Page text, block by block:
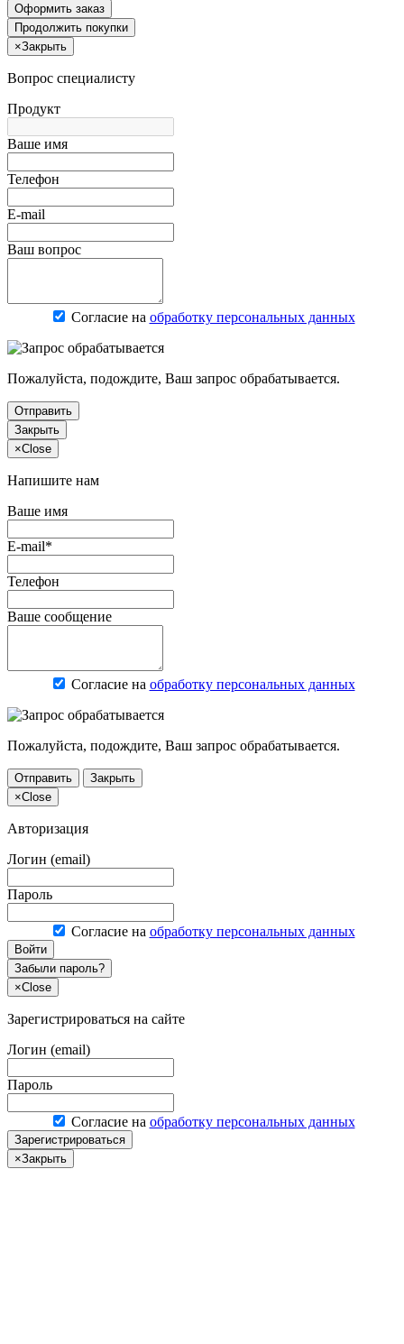
Оформить заказ
Продолжить покупки
×Закрыть
Вопрос специалисту
Продукт
Ваше имя
Телефон
E-mail
Ваш вопрос
Согласие на обработку персональных данных
Пожалуйста, подождите, Ваш запрос обрабатывается.
Отправить
Закрыть
×Close
Напишите нам
Ваше имя
E-mail*
Телефон
Ваше сообщение
Согласие на обработку персональных данных
Пожалуйста, подождите, Ваш запрос обрабатывается.
Отправить
Закрыть
×Close
Авторизация
Логин (email)
Пароль
Согласие на обработку персональных данных
Войти
Забыли пароль?
×Close
Зарегистрироваться на сайте
Логин (email)
Пароль
Согласие на обработку персональных данных
Зарегистрироваться
×Закрыть